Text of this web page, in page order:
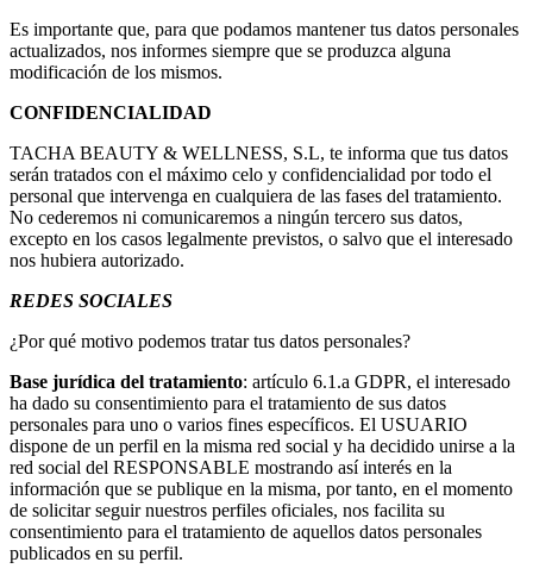
Es importante que, para que podamos mantener tus datos personales
actualizados, nos informes siempre que se produzca alguna
modificación de los mismos.
CONFIDENCIALIDAD
TACHA BEAUTY & WELLNESS, S.L, te informa que tus datos
serán tratados con el máximo celo y confidencialidad por todo el
personal que intervenga en cualquiera de las fases del tratamiento.
No cederemos ni comunicaremos a ningún tercero sus datos,
excepto en los casos legalmente previstos, o salvo que el interesado
nos hubiera autorizado.
REDES SOCIALES
¿Por qué motivo podemos tratar tus datos personales?
Base jurídica del tratamiento: artículo 6.1.a GDPR, el interesado
ha dado su consentimiento para el tratamiento de sus datos
personales para uno o varios fines específicos. El USUARIO
dispone de un perfil en la misma red social y ha decidido unirse a la
red social del RESPONSABLE mostrando así interés en la
información que se publique en la misma, por tanto, en el momento
de solicitar seguir nuestros perfiles oficiales, nos facilita su
consentimiento para el tratamiento de aquellos datos personales
publicados en su perfil.